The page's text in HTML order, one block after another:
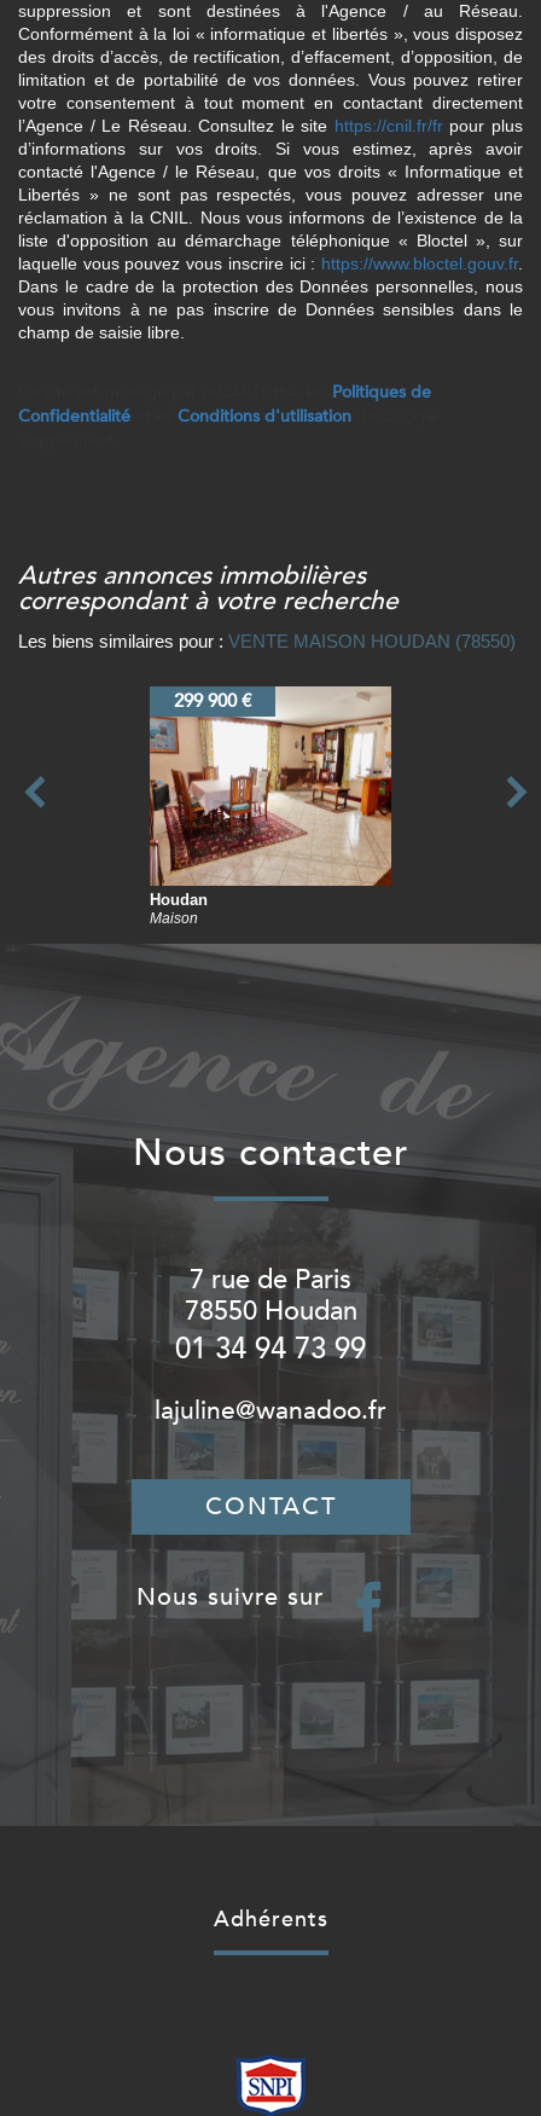
suppression et sont destinées à l'Agence / au Réseau.
Conformément à la loi « informatique et libertés », vous disposez
des droits d’accès, de rectification, d’effacement, d’opposition, de
limitation et de portabilité de vos données. Vous pouvez retirer
votre consentement à tout moment en contactant directement
l’Agence / Le Réseau. Consultez le site https://cnil.fr/frpour plus
d’informations sur vos droits. Si vous estimez, après avoir
contacté l'Agence / le Réseau, que vos droits « Informatique et
Libertés » ne sont pas respectés, vous pouvez adresser une
réclamation à la CNIL. Nous vous informons de l’existence de la
liste d'opposition au démarchage téléphonique « Bloctel », sur
laquelle vous pouvez vous inscrire ici : https://www.bloctel.gouv.fr.
Dans le cadre de la protection des Données personnelles, nous
vous invitons à ne pas inscrire de Données sensibles dans le
champ de saisie libre.
Politiques de
Confidentialité
Conditions d'utilisation
autres annonces immobilières
correspondant à votre recherche
Les biens similaires pour : VENTE MAISON HOUDAN (78550)
299 000 €
Houdan
Maison
nous contacter
7 rue de Paris
78550 Houdan
01 34 94 73 99
lajuline@wanadoo.fr
CONTACT
nous suivre sur
adhérents